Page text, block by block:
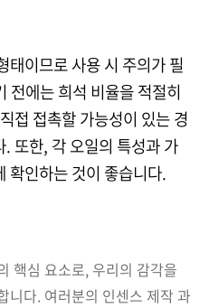
태이므로 사용 시 주의가 필
전에는 희석 비율을 적절히
접 접촉할 가능성이 있는 경
또한, 각 오일의 특성과 가
확인하는 것이 좋습니다.
핵심 요소로, 우리의 감각을
니다. 여러분의 인센스 제작 과